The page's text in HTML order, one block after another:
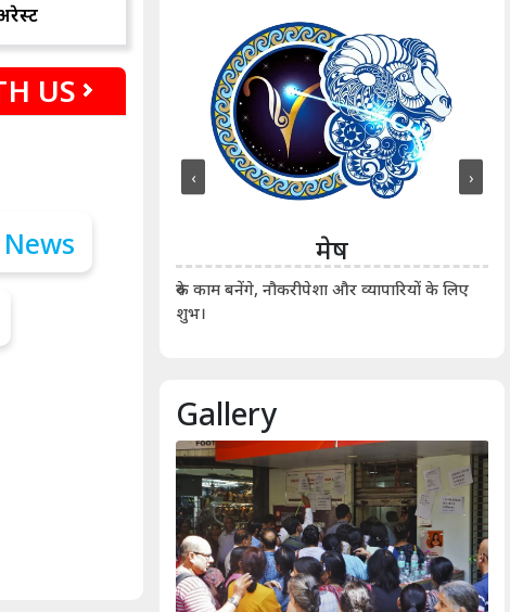
US
दिखाए। कानूनी वाद-
मेष
रुके काम बनेंगे, नौकरीपेशा और व्यापारियों के लिए
शुभ।
‹ ›
Gallery